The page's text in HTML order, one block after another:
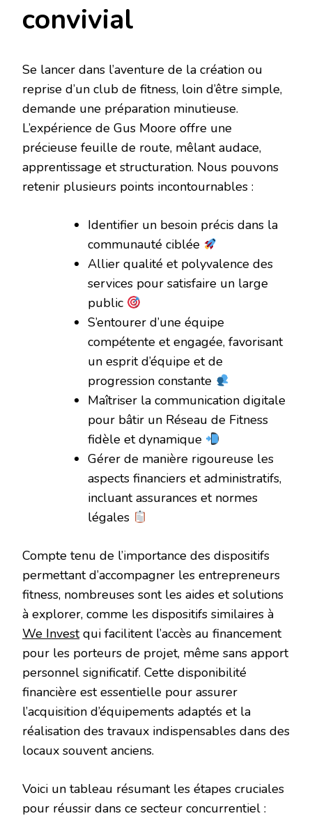
convivial
Se lancer dans l’aventure de la création ou
reprise d’un club de fitness, loin d’être simple,
demande une préparation minutieuse.
L’expérience de Gus Moore offre une
précieuse feuille de route, mêlant audace,
apprentissage et structuration. Nous pouvons
retenir plusieurs points incontournables :
Identifier un besoin précis dans la
communauté ciblée
Allier qualité et polyvalence des
services pour satisfaire un large
public
S’entourer d’une équipe
compétente et engagée, favorisant
un esprit d’équipe et de
progression constante
Maîtriser la communication digitale
pour bâtir un Réseau de Fitness
fidèle et dynamique
Gérer de manière rigoureuse les
aspects financiers et administratifs,
incluant assurances et normes
légales
Compte tenu de l’importance des dispositifs
permettant d’accompagner les entrepreneurs
fitness, nombreuses sont les aides et solutions
à explorer, comme les dispositifs similaires à
We Investqui facilitent l’accès au financement
pour les porteurs de projet, même sans apport
personnel significatif. Cette disponibilité
financière est essentielle pour assurer
l’acquisition d’équipements adaptés et la
réalisation des travaux indispensables dans des
locaux souvent anciens.
Voici un tableau résumant les étapes cruciales
pour réussir dans ce secteur concurrentiel :